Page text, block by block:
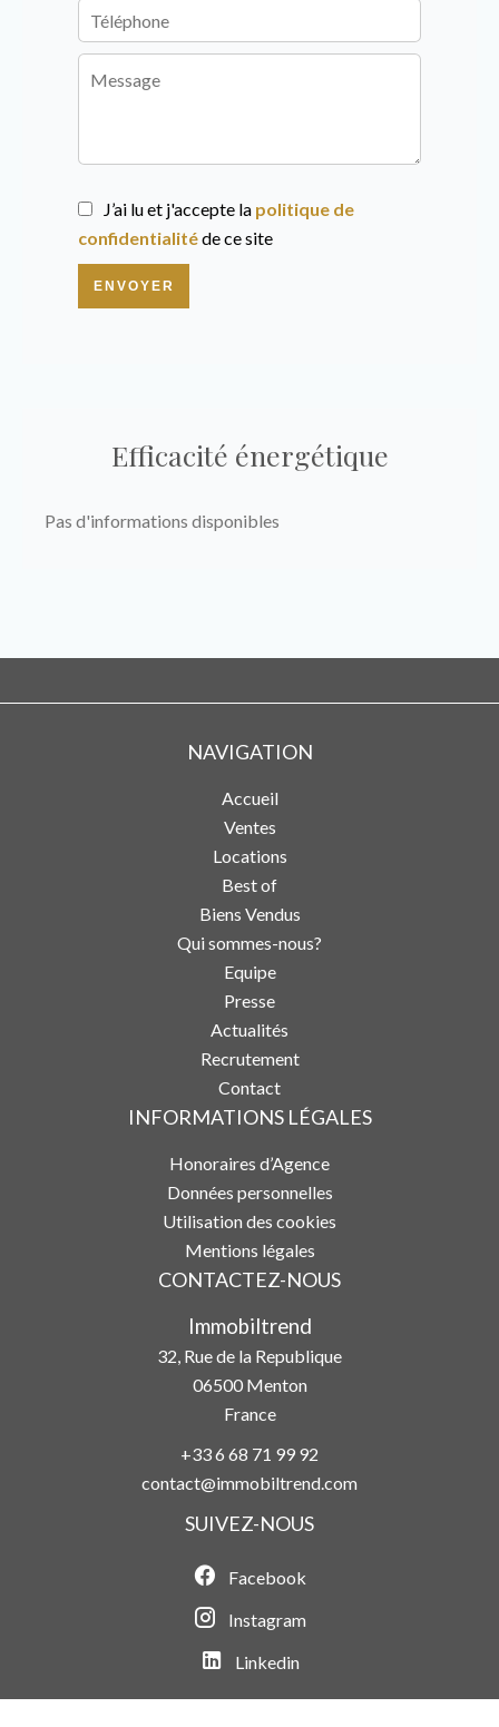
J’ai lu et j'accepte la politique de
confidentialitéde ce site
ENVOYER
Efficacité énergétique
Pas d'informations disponibles
NAVIGATION
Accueil
Ventes
Locations
Best of
Biens Vendus
Qui sommes-nous?
Equipe
Presse
Actualités
Recrutement
Contact
INFORMATIONS LÉGALES
Honoraires d’Agence
Données personnelles
Utilisation des cookies
Mentions légales
CONTACTEZ-NOUS
Immobiltrend
32, Rue de la Republique
06500Menton
France
+33 6 68 71 99 92
contact@immobiltrend.com
SUIVEZ-NOUS
Facebook
Instagram
Linkedin